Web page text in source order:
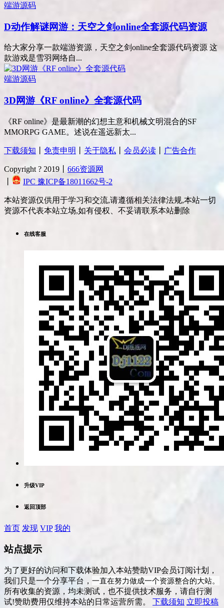
端游源码
D动作解谜网游：天空之剑online全套源代码资源
给大家分享一款端游资源，天空之剑online全套源代码资源 这
款游戏是雪羽网络自...
端游源码
3D网游《RF online》全套源代码
《RF online》是最新潮的幻想主意和机械文明混合的SF
MMORPG GAME。述说在遥远新太...
下载须知 免责申明 关于隐私 会员必读 广告合作
Copyright ? 2019丨 666资源网
IPC 豫ICP备18011662号-2
本站资源仅供用于学习和交流,请遵循相关法律法规,本站一切
资源不代表本站立场,如有侵权、不妥请联系本站删除
在线客服
升级VIP
返回顶部
首页 发现 VIP 我的
站点提示
为了更好的访问和下载体验加入本站赞助VIP会员订阅计划，
我们只是一个分享平台， 一直在努力做成一个资源整合的大站。
所有收集的资源，均未测试，也不提供技术服务，请自行测
试!赞助费用仅维持本站的日常运营所需。 下载须知 立即投稿